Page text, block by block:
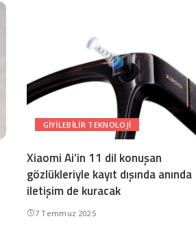
GIYILEBILIR TEKNOLOJI
Xiaomi Ai’in 11 dil konuşan
gözlükleriyle kayıt dışında anında
iletişim de kuracak
7 Temmuz 2025